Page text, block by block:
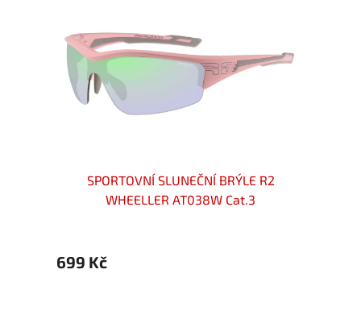
SPORTOVNÍ SLUNEČNÍ BRÝLE R2
WHEELLER AT038W Cat.3
699 Kč